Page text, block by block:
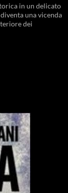
in un delicato
una vicenda
dei